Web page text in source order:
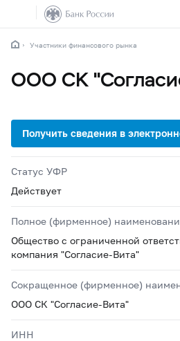
Участники финансового рынка
ООО СК
Статус УФР
Действует
Полное (фирменное)
Общество с ограниченной
компания "Согласие-Вита"
Сокращенное (фирменное)
ООО СК "Согласие-Вита"
ИНН